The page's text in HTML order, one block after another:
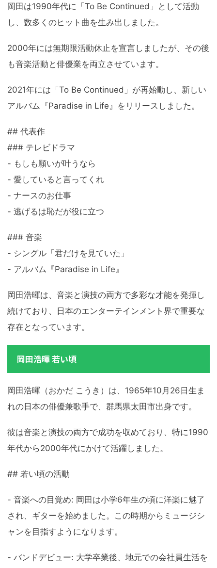
岡田は1990年代に「To Be Continued」として活動
し、数多くのヒット曲を生み出しました。
2000年には無期限活動休止を宣言しましたが、その後
も音楽活動と俳優業を両立させています。
2021年には「To Be Continued」が再始動し、新しい
アルバム『Paradise in Life』をリリースしました。
## 代表作
### テレビドラマ
- もしも願いが叶うなら
- 愛していると言ってくれ
- ナースのお仕事
- 逃げるは恥だが役に立つ
### 音楽
- シングル「君だけを見ていた」
- アルバム『Paradise in Life』
岡田浩暉は、音楽と演技の両方で多彩な才能を発揮し
続けており、日本のエンターテインメント界で重要な
存在となっています。
岡田浩暉 若い頃
岡田浩暉（おかだ こうき）は、1965年10月26日生ま
れの日本の俳優兼歌手で、群馬県太田市出身です。
彼は音楽と演技の両方で成功を収めており、特に1990
年代から2000年代にかけて活躍しました。
## 若い頃の活動
- 音楽への目覚め: 岡田は小学6年生の頃に洋楽に魅了
され、ギターを始めました。この時期からミュージシ
ャンを目指すようになります。
- バンドデビュー: 大学卒業後、地元での会社員生活を